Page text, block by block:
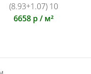
(8.93+1.07) 10
6658 р / м²